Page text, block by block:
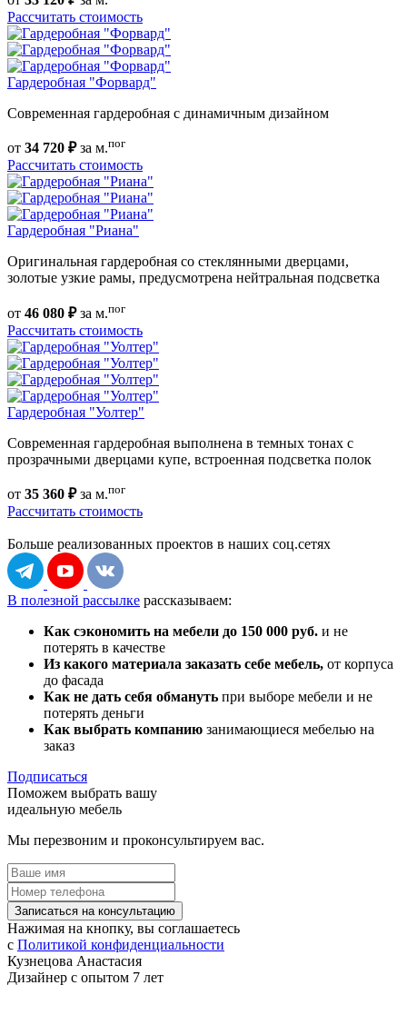
Рассчитать стоимость
Гардеробная "Форвард"
Современная гардеробная с динамичным дизайном
от 34 720 ₽за м.пог
Рассчитать стоимость
Гардеробная "Риана"
Оригинальная гардеробная со стеклянными дверцами,
золотые узкие рамы, предусмотрена нейтральная подсветка
от 46 080 ₽за м.пог
Рассчитать стоимость
Гардеробная "Уолтер"
Современная гардеробная выполнена в темных тонах с
прозрачными дверцами купе, встроенная подсветка полок
от 35 360 ₽за м.пог
Рассчитать стоимость
Больше реализованных проектов в наших соц.сетях
В полезной рассылке рассказываем:
Как сэкономить на мебели до 150 000 руб. и не
потерять в качестве
Из какого материала заказать себе мебель, от корпуса
до фасада
Как не дать себя обмануть при выборе мебели и не
потерять деньги
Как выбрать компанию занимающиеся мебелью на
заказ
Подписаться
Поможем выбрать вашу
идеальную мебель
Мы перезвоним и проконсультируем вас.
Записаться на консультацию
Нажимая на кнопку, вы соглашаетесь
с Политикой конфиденциальности
Кузнецова Анастасия
Дизайнер с опытом 7 лет